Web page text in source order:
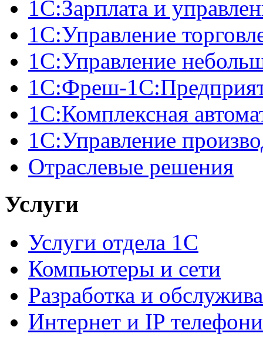
1С:Зарплата и
1С:Управление
1С:Управление
1C:Фреш-
1С:Комплексная
1С:Управление
Отраслевые решения
Услуги
Услуги отдела 1С
Компьютеры и сети
Разработка и
Интернет и IP